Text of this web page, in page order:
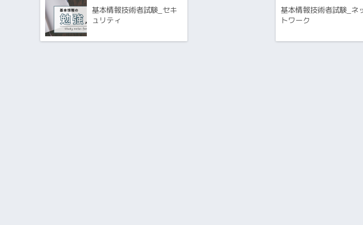
基本情報技術者試験_セキ
ュリティ
基本情報技術者試験_ネ
トワーク